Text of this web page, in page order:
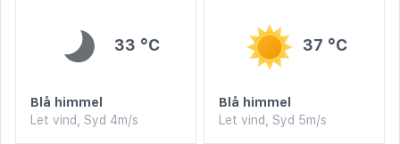
33 °C
Blå himmel
Let vind, Syd 4m/s
37 °C
Blå himmel
Let vind, Syd 5m/s